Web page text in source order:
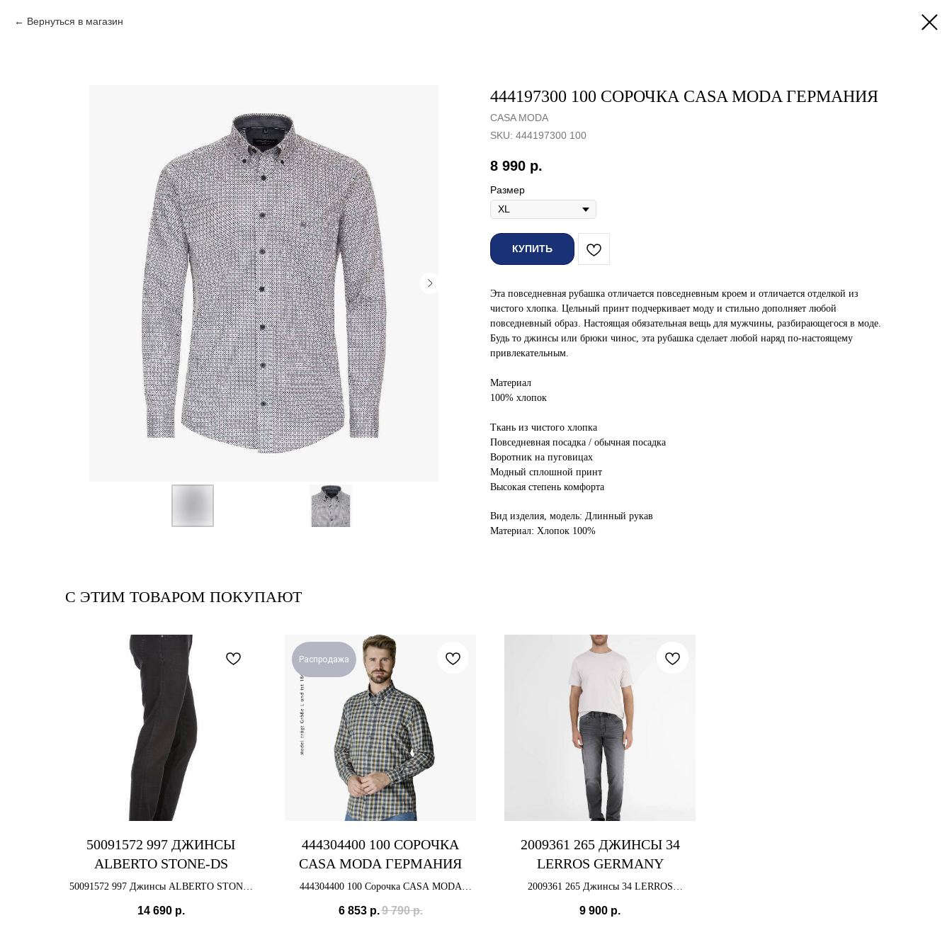
Вернуться в магазин
444197300 100 СОРОЧКА CASA MODA ГЕРМАНИЯ
CASA MODA
SKU: 444197300 100
8 990 р.
Размер
КУПИТЬ
Эта повседневная рубашка отличается повседневным кроем и отличается отделкой из
чистого хлопка. Цельный принт подчеркивает моду и стильно дополняет любой
повседневный образ. Настоящая обязательная вещь для мужчины, разбирающегося в моде.
Будь то джинсы или брюки чинос, эта рубашка сделает любой наряд по-настоящему
привлекательным.
Материал
100% хлопок
Ткань из чистого хлопка
Повседневная посадка / обычная посадка
Воротник на пуговицах
Модный сплошной принт
Высокая степень комфорта
Вид изделия, модель: Длинный рукав
Материал: Хлопок 100%
С ЭТИМ ТОВАРОМ ПОКУПАЮТ
50091572 997 ДЖИНСЫ
ALBERTO STONE-DS
50091572 997 Джинсы ALBERTO STONE-
14 690 р.
Распродажа
444304400 100 СОРОЧКА
CASA MODA ГЕРМАНИЯ
444304400 100 Сорочка CASA MODA
6 853 р.9 790 р.
2009361 265 ДЖИНСЫ 34
LERROS GERMANY
2009361 265 Джинсы 34 LERROS
9 900 р.